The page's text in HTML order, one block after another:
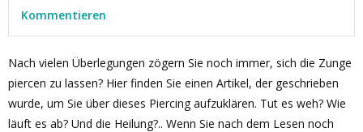
Kommentieren
Nach vielen Überlegungen zögern Sie noch immer, sich die Zunge
piercen zu lassen? Hier finden Sie einen Artikel, der geschrieben
wurde, um Sie über dieses Piercing aufzuklären. Tut es weh? Wie
läuft es ab? Und die Heilung?.. Wenn Sie nach dem Lesen noch